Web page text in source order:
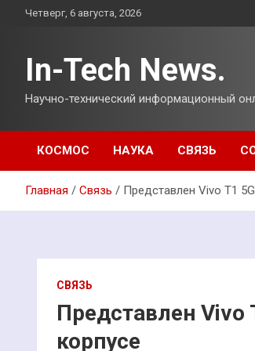
ПерейтиЧетверг, 6 августа, 2026
In-Tech News.
Научно-технический информационный
КОСМОС НАУКА СВЯЗЬ
Главная Связь Представлен Vivo T1
СВЯЗЬ
Представлен Vivo
корпусе